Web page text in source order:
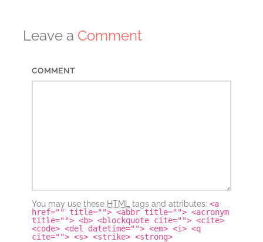
Leave a Comment
COMMENT
You may use these HTML tags and attributes: <a
href="" title=""> <abbr title=""> <acronym
title=""> <b> <blockquote cite=""> <cite>
<code> <del datetime=""> <em> <i> <q
cite=""> <s> <strike> <strong>